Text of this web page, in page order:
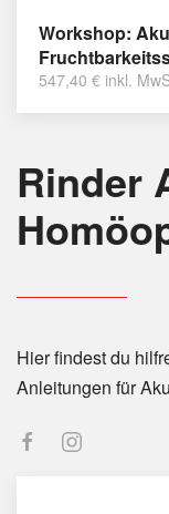
Workshop:
547,40 € inkl.
Rinder
Hier findest du
Anleitungen für